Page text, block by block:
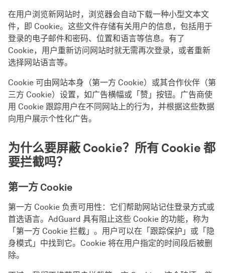
在用户浏览新网站时，浏览器会自动下载一种小型文本文
件，即 Cookie。这些文件存储有关用户的信息，包括用于
登录的电子邮件和密码、位置和语言等信息。有了
Cookie，用户重新访问网站时就无需再次登录，或者重新
选择网站语言等。
Cookie 可由网站本身（第一方 Cookie）或其合作伙伴（第
三方 Cookie）设置，如广告横幅或「赞」按钮。广告商使
用 Cookie 跟踪用户在不同网站上的行为，并根据这些数据
向用户展示个性化广告。
为什么要屏蔽 Cookie？所有 Cookie 都
要拦截吗？
第一方 Cookie
第一方 Cookie 负责可用性：它们帮助网站记住登录方式或
首选语言。AdGuard 具有阻止这些 Cookie 的功能，称为
「第一方 Cookie 拦截」。用户可以在「跟踪保护」或「隐
身模式」中找到它。Cookie 将在用户指定的时间段后被删
除。